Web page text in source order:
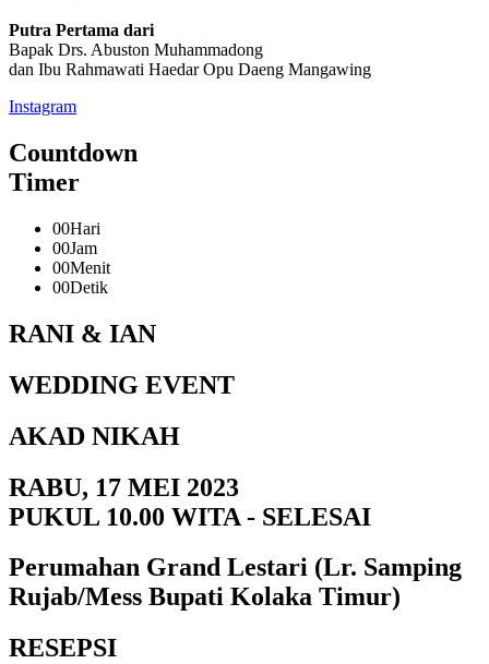
Putra Pertama dari
Bapak Drs. Abuston Muhammadong
dan Ibu Rahmawati Haedar Opu Daeng Mangawing
Instagram
Countdown
Timer
00Hari
00Jam
00Menit
00Detik
RANI & IAN
WEDDING EVENT
AKAD NIKAH
RABU, 17 MEI 2023
PUKUL 10.00 WITA - SELESAI
Perumahan Grand Lestari (Lr. Samping
Rujab/Mess Bupati Kolaka Timur)
RESEPSI